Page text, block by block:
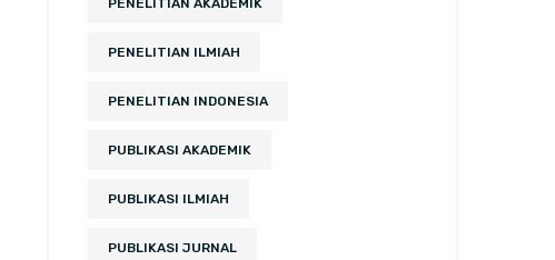
PENELITIAN AKADEMIK
PENELITIAN ILMIAH
PENELITIAN INDONESIA
PUBLIKASI AKADEMIK
PUBLIKASI ILMIAH
PUBLIKASI JURNAL